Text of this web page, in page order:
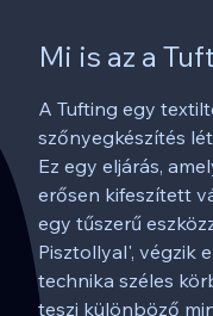
Mi is az a
A Tufting egy
szőnyegkészítés
Ez egy eljárás,
erősen kifeszített
egy tűszerű
Pisztollyal', végzik
technika széles
teszi különböző